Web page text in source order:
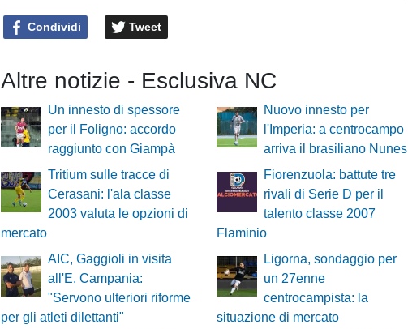
Condividi Tweet
Altre notizie - Esclusiva NC
Un innesto di spessore
per il Foligno: accordo
raggiunto con Giampà
Nuovo innesto per
l'Imperia: a centrocampo
arriva il brasiliano Nunes
Tritium sulle tracce di
Cerasani: l'ala classe
2003 valuta le opzioni di
mercato
Fiorenzuola: battute tre
rivali di Serie D per il
talento classe 2007
Flaminio
AIC, Gaggioli in visita
all'E. Campania:
"Servono ulteriori riforme
per gli atleti dilettanti"
Ligorna, sondaggio per
un 27enne
centrocampista: la
situazione di mercato